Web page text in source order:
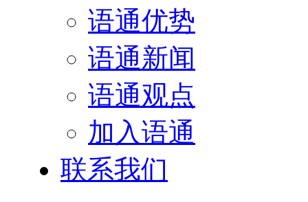
语通优势
语通新闻
语通观点
加入语通
联系我们